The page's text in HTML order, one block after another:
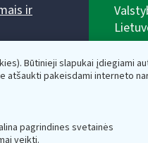
Būtinieji slapukai įdiegiami
atšaukti pakeisdami interneto
pagrindines svetainės
veikti.
ir
15.45.
- 12.00 val.